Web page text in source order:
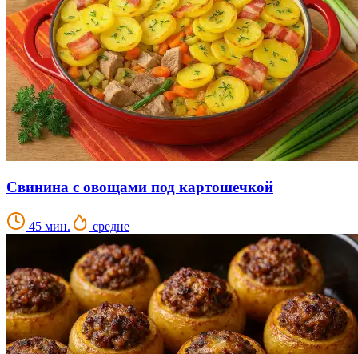
Свинина с овощами под картошечкой
45 мин. средне